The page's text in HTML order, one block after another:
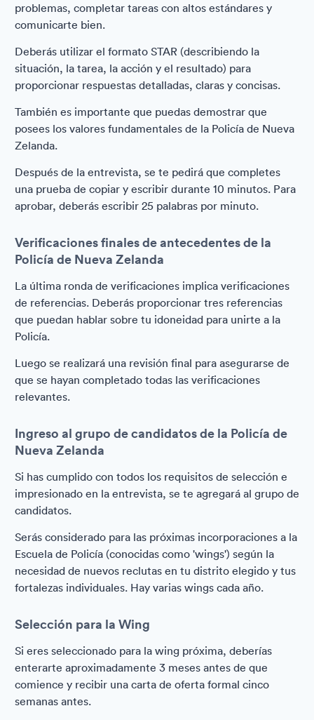
problemas, completar tareas con altos estándares y
comunicarte bien.
Deberás utilizar el formato STAR (describiendo la
situación, la tarea, la acción y el resultado) para
proporcionar respuestas detalladas, claras y concisas.
También es importante que puedas demostrar que
posees los valores fundamentales de la Policía de Nueva
Zelanda.
Después de la entrevista, se te pedirá que completes
una prueba de copiar y escribir durante 10 minutos. Para
aprobar, deberás escribir 25 palabras por minuto.
Verificaciones finales de antecedentes de la
Policía de Nueva Zelanda
La última ronda de verificaciones implica verificaciones
de referencias. Deberás proporcionar tres referencias
que puedan hablar sobre tu idoneidad para unirte a la
Policía.
Luego se realizará una revisión final para asegurarse de
que se hayan completado todas las verificaciones
relevantes.
Ingreso al grupo de candidatos de la Policía de
Nueva Zelanda
Si has cumplido con todos los requisitos de selección e
impresionado en la entrevista, se te agregará al grupo de
candidatos.
Serás considerado para las próximas incorporaciones a la
Escuela de Policía (conocidas como 'wings') según la
necesidad de nuevos reclutas en tu distrito elegido y tus
fortalezas individuales. Hay varias wings cada año.
Selección para la Wing
Si eres seleccionado para la wing próxima, deberías
enterarte aproximadamente 3 meses antes de que
comience y recibir una carta de oferta formal cinco
semanas antes.